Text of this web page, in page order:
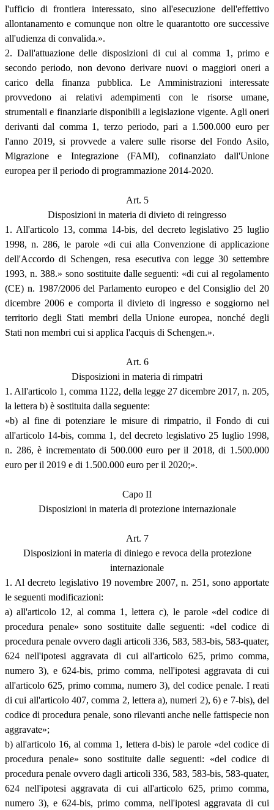
l'ufficio di frontiera interessato, sino all'esecuzione dell'effettivo
allontanamento e comunque non oltre le quarantotto ore successive
all'udienza di convalida.».
2. Dall'attuazione delle disposizioni di cui al comma 1, primo e
secondo periodo, non devono derivare nuovi o maggiori oneri a
carico della finanza pubblica. Le Amministrazioni interessate
provvedono ai relativi adempimenti con le risorse umane,
strumentali e finanziarie disponibili a legislazione vigente. Agli oneri
derivanti dal comma 1, terzo periodo, pari a 1.500.000 euro per
l'anno 2019, si provvede a valere sulle risorse del Fondo Asilo,
Migrazione e Integrazione (FAMI), cofinanziato dall'Unione
europea per il periodo di programmazione 2014-2020.
Art. 5
Disposizioni in materia di divieto di reingresso
1. All'articolo 13, comma 14-bis, del decreto legislativo 25 luglio
1998, n. 286, le parole «di cui alla Convenzione di applicazione
dell'Accordo di Schengen, resa esecutiva con legge 30 settembre
1993, n. 388.» sono sostituite dalle seguenti: «di cui al regolamento
(CE) n. 1987/2006 del Parlamento europeo e del Consiglio del 20
dicembre 2006 e comporta il divieto di ingresso e soggiorno nel
territorio degli Stati membri della Unione europea, nonché degli
Stati non membri cui si applica l'acquis di Schengen.».
Art. 6
Disposizioni in materia di rimpatri
1. All'articolo 1, comma 1122, della legge 27 dicembre 2017, n. 205,
la lettera b) è sostituita dalla seguente:
«b) al fine di potenziare le misure di rimpatrio, il Fondo di cui
all'articolo 14-bis, comma 1, del decreto legislativo 25 luglio 1998,
n. 286, è incrementato di 500.000 euro per il 2018, di 1.500.000
euro per il 2019 e di 1.500.000 euro per il 2020;».
Capo II
Disposizioni in materia di protezione internazionale
Art. 7
Disposizioni in materia di diniego e revoca della protezione
internazionale
1. Al decreto legislativo 19 novembre 2007, n. 251, sono apportate
le seguenti modificazioni:
a) all'articolo 12, al comma 1, lettera c), le parole «del codice di
procedura penale» sono sostituite dalle seguenti: «del codice di
procedura penale ovvero dagli articoli 336, 583, 583-bis, 583-quater,
624 nell'ipotesi aggravata di cui all'articolo 625, primo comma,
numero 3), e 624-bis, primo comma, nell'ipotesi aggravata di cui
all'articolo 625, primo comma, numero 3), del codice penale. I reati
di cui all'articolo 407, comma 2, lettera a), numeri 2), 6) e 7-bis), del
codice di procedura penale, sono rilevanti anche nelle fattispecie non
aggravate»;
b) all'articolo 16, al comma 1, lettera d-bis) le parole «del codice di
procedura penale» sono sostituite dalle seguenti: «del codice di
procedura penale ovvero dagli articoli 336, 583, 583-bis, 583-quater,
624 nell'ipotesi aggravata di cui all'articolo 625, primo comma,
numero 3), e 624-bis, primo comma, nell'ipotesi aggravata di cui